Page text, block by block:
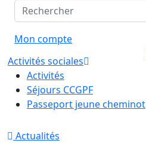
Mon compte
Activités sociales
Activités
Séjours CCGPF
Passeport jeune cheminot
Actualités